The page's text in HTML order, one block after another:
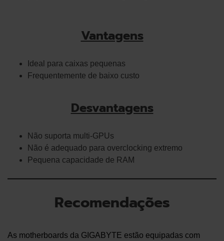
Vantagens
Ideal para caixas pequenas
Frequentemente de baixo custo
Desvantagens
Não suporta multi-GPUs
Não é adequado para overclocking extremo
Pequena capacidade de RAM
Recomendações
As motherboards da GIGABYTE estão equipadas com